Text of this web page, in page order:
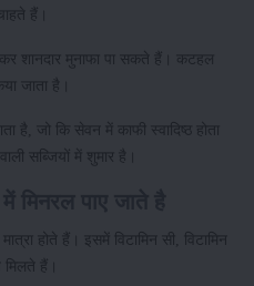
हैं।
कर शानदार मुनाफा पा सकते हैं। कटहल
जाता है।
है, जो कि सेवन में काफी स्वादिष्ठ होता
सब्जियों में शुमार है।
होते हैं। इसमें विटामिन सी, विटामिन
मिलते हैं।